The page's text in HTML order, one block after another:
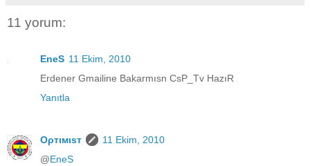
11 yorum:
EneS 11 Ekim, 2010
Erdener Gmailine Bakarmısn CsP_Tv HazıR
Yanıtla
Oρтιмιsт
11 Ekim, 2010
@EneS